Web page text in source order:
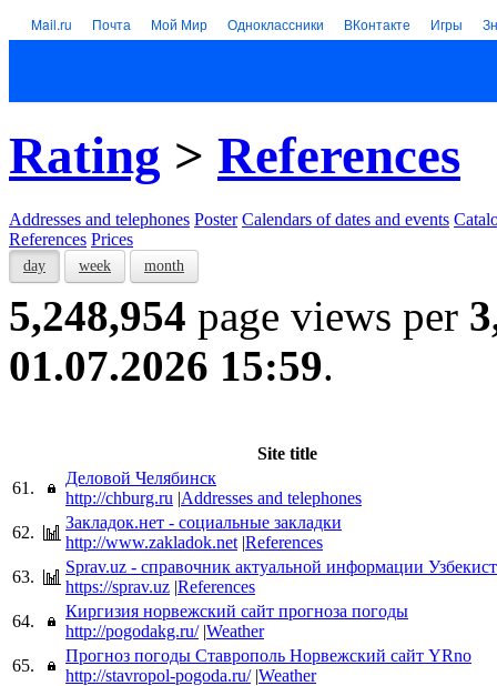
Mail.ru Почта Мой Мир Одноклассники ВКонтакте Игры
Rating > References
Addresses and telephones Poster Calendars of dates and events
References Prices
day week month
5,248,954 page views per
01.07.2026 15:59.
Site title
61.
Деловой Челябинск
http://chburg.ru |Addresses and telephones
62.
Закладок.нет - социальные закладки
http://www.zakladok.net |References
63.
Sprav.uz - cправочник актуальной информации
https://sprav.uz |References
64.
Киргизия норвежский сайт прогноза погоды
http://pogodakg.ru/ |Weather
65.
Прогноз погоды Ставрополь Норвежский сайт YRno
http://stavropol-pogoda.ru/ |Weather